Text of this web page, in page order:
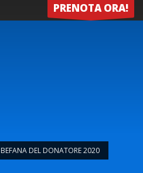
PRENOTA ORA!
DEL DONATORE 2020